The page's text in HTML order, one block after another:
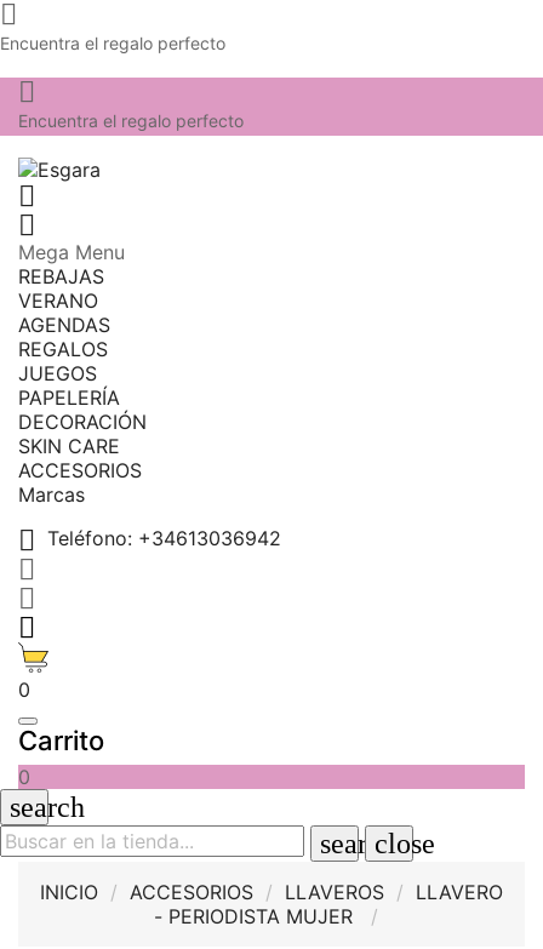

Encuentra el regalo perfecto

Encuentra el regalo perfecto


Mega Menu
REBAJAS
VERANO
AGENDAS
REGALOS
JUEGOS
PAPELERÍA
DECORACIÓN
SKIN CARE
ACCESORIOS
Marcas
 Teléfono: +34613036942



0
Carrito
0
search
searchclose
INICIO ACCESORIOS LLAVEROS
LLAVERO
- PERIODISTA MUJER